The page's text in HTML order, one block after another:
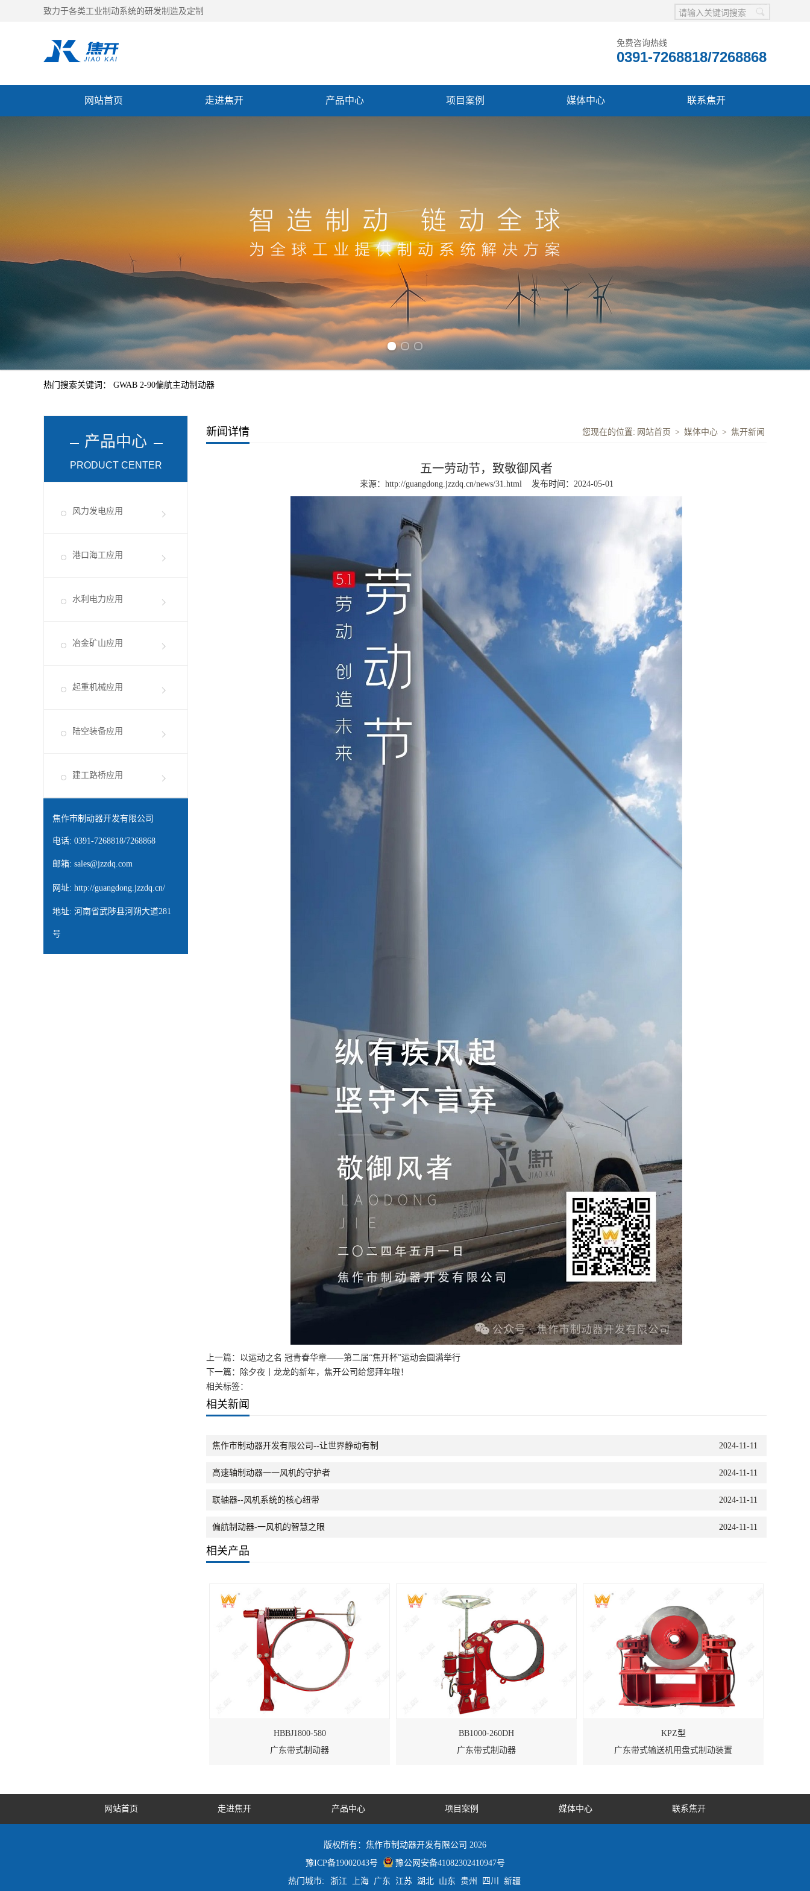
致力于各类工业制动系统的研发制造及定制
免费咨询热线
0391-7268818/7268868
网站首页 走进焦开 产品中心 项目案例 媒体中心 联系焦开
热门搜索关键词： GWAB 2-90偏航主动制动器
产品中心
PRODUCT CENTER
风力发电应用
港口海工应用
水利电力应用
冶金矿山应用
起重机械应用
陆空装备应用
建工路桥应用
焦作市制动器开发有限公司
电话: 0391-7268818/7268868
邮箱: sales@jzzdq.com
网址: http://guangdong.jzzdq.cn/
地址: 河南省武陟县河朔大道281
号
新闻详情 您现在的位置: 网站首页 > 媒体中心 > 焦开新闻
五一劳动节，致敬御风者
来源： http://guangdong.jzzdq.cn/news/31.html 发布时间：2024-05-01
上一篇： 以运动之名 冠青春华章——第二届“焦开杯”运动会圆满举行
下一篇：
除夕夜丨龙龙的新年，焦开公司给您拜年啦！
相关标签：
相关新闻
2024-11-11
焦作市制动器开发有限公司--让世界静动有制
2024-11-11
高速轴制动器一一风机的守护者
2024-11-11
联轴器--风机系统的核心纽带
2024-11-11
偏航制动器-一风机的智慧之眼
相关产品
HBBJ1800-580
广东带式制动器
BB1000-260DH
广东带式制动器
KPZ型
广东带式输送机用盘式制动装置
网站首页 走进焦开 产品中心 项目案例 媒体中心 联系焦开
版权所有：焦作市制动器开发有限公司 2026
豫ICP备19002043号
豫公网安备41082302410947号
热门城市:
浙江 上海 广东 江苏 湖北 山东 贵州 四川 新疆